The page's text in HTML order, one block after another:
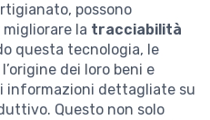
possono
la tracciabilità
questa tecnologia, le
dei loro beni e
informazioni dettagliate su
Questo non solo